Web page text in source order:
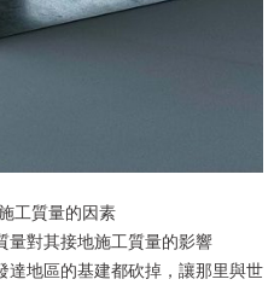
工質量的因素
對其接地施工質量的影響
地區的基建都砍掉，讓那里與世